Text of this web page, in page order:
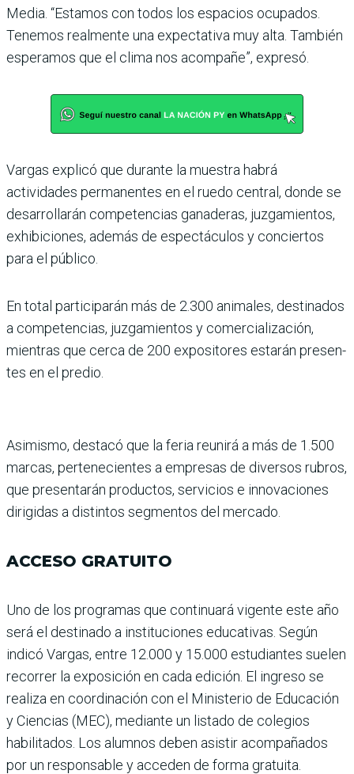
Media. “Estamos con todos los espacios ocupados.
Tene­mos realmente una expec­tativa muy alta. También
esperamos que el clima nos acompañe”, expresó.
Vargas explicó que durante la muestra habrá
actividades permanentes en el ruedo cen­tral, donde se
desarrollarán competencias ganaderas, juzgamientos,
exhibiciones, además de espectáculos y conciertos
para el público.
En total participarán más de 2.300 animales, destina­dos
a competencias, juzga­mientos y comercialización,
mientras que cerca de 200 expositores estarán presen­
tes en el predio.
Asimismo, destacó que la feria reunirá a más de 1.500
marcas, pertenecien­tes a empresas de diversos rubros,
que presentarán pro­ductos, servicios e innova­ciones
dirigidas a distintos segmentos del mercado.
ACCESO GRATUITO
Uno de los programas que continuará vigente este año
será el destinado a institucio­nes educativas. Según
indicó Vargas, entre 12.000 y 15.000 estudiantes suelen
recorrer la exposición en cada edición. El ingreso se
realiza en coordi­nación con el Ministerio de Educación
y Ciencias (MEC), mediante un listado de cole­gios
habilitados. Los alumnos deben asistir acompañados
por un responsable y acceden de forma gratuita.